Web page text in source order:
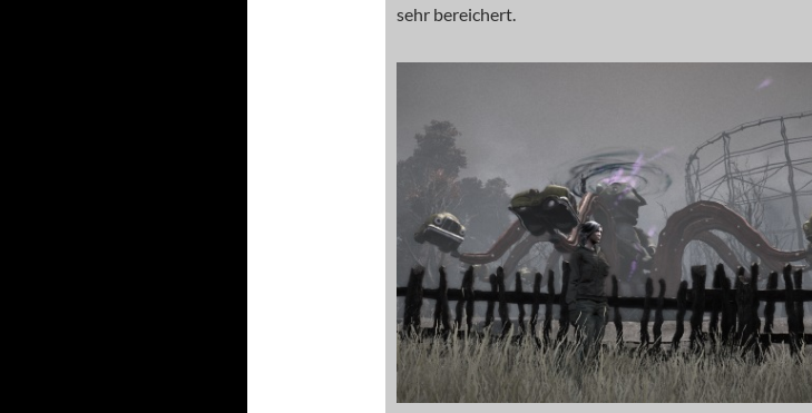
sehr bereichert.